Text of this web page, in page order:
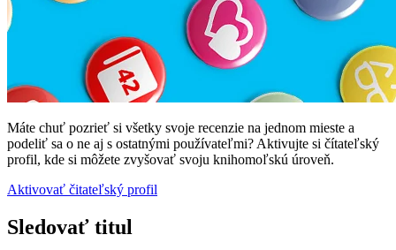
Máte chuť pozrieť si všetky svoje recenzie na jednom mieste a
podeliť sa o ne aj s ostatnými používateľmi? Aktivujte si čítateľský
profil, kde si môžete zvyšovať svoju knihomoľskú úroveň.
Aktivovať čitateľský profil
Sledovať titul